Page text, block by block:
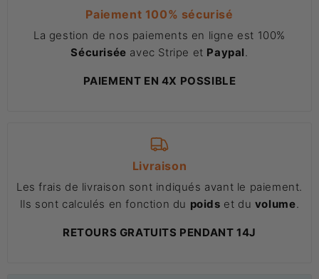
Paiement 100% sécurisé
La gestion de nos paiements en ligne est 100%
Sécurisée avec Stripe et Paypal
PAIEMENT EN 4X POSSIBLE
Livraison
Les frais de livraison sont indiqués avant le paiement.
Ils sont calculés en fonction du poids et du volume
RETOURS GRATUITS PENDANT 14J